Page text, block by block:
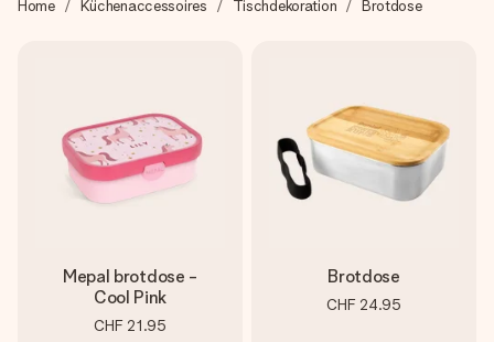
ihrem Namen, deinem Foto oder einer Nachricht von
Herzen. Kein Stress, nur pure Liebe für den perfekten
Moment.
Home Küchenaccessoires Tischdekoration Brotdose
Mepal brotdose -
Cool Pink
CHF 21.95
Brotdose
CHF 24.95